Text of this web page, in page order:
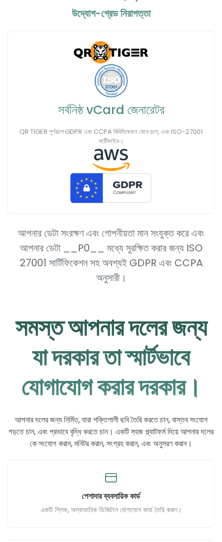
উদ্যোগ-গ্রেড নিরাপত্তা
সর্বনিষ্ঠ vCard জেনারেটর
QR TIGER পূর্ণরূপে GDPR এবং CCPA বিধিনিষেধান মেনে চলে, এবং ISO-27001
সার্টিফাইড।
আপনার ডেটা সংরক্ষণ এবং গোপনীয়তা মান সংযুক্ত করে এবং
আপনার ডেটা __P0__ মধ্যে সুরক্ষিত করার জন্য ISO
27001 সার্টিফিকেশন সহ অবশ্যই GDPR এবং CCPA
অনুসারী।
সমস্ত আপনার দলের জন্য
যা দরকার তা স্মার্টভাবে
যোগাযোগ করার দরকার।
আপনার দলের জন্য নির্মিত, যারা শক্তিশালী ছবি তৈরি করতে চান, বাস্তব সংযোগ
গড়তে চান, এবং প্রভাবে বৃদ্ধি করতে চান। একটি সহজ প্ল্যাটফর্ম দিয়ে আপনার দলের
কে সংযোগ করান, মনিটর করান, সংগ্রহ করান, এবং অনুসরণ করান।
পেশাদার ব্যবসায়িক কার্ড
একটি স্লিক, অস্বাভাবিক ডিজিটাল যোগাযোগ কার্ড তৈরি করুন।